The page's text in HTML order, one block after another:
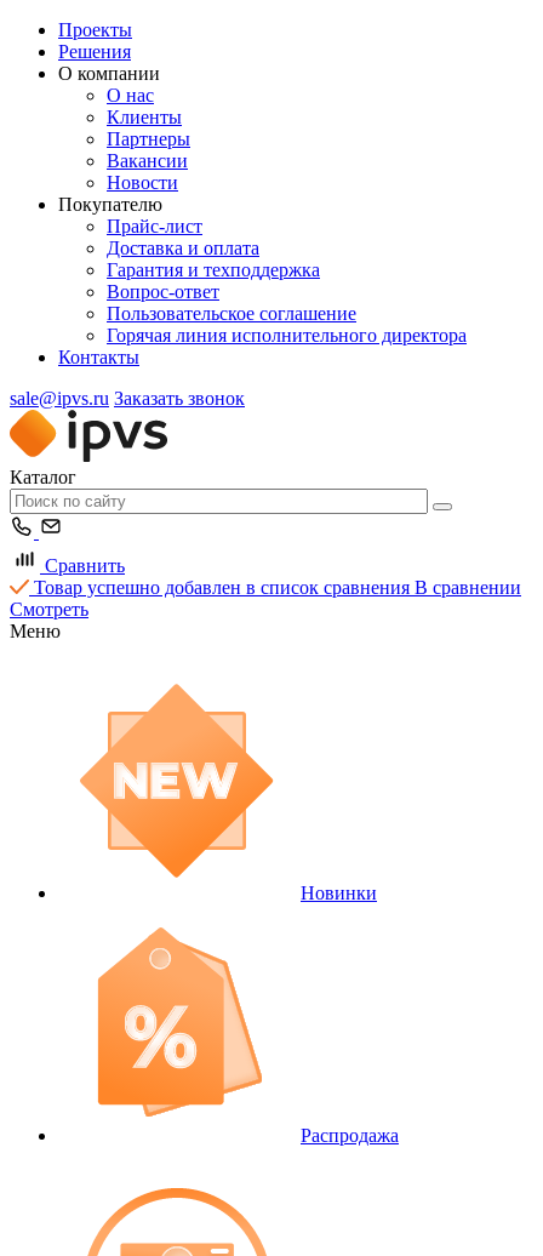
Проекты
Решения
О компании
О нас
Клиенты
Партнеры
Вакансии
Новости
Покупателю
Прайс-лист
Доставка и оплата
Гарантия и техподдержка
Вопрос-ответ
Пользовательское соглашение
Горячая линия исполнительного директора
Контакты
sale@ipvs.ru Заказать звонок
Каталог
Сравнить
Товар успешно добавлен в список сравнения В сравнении
Смотреть
Меню
Новинки
Распродажа